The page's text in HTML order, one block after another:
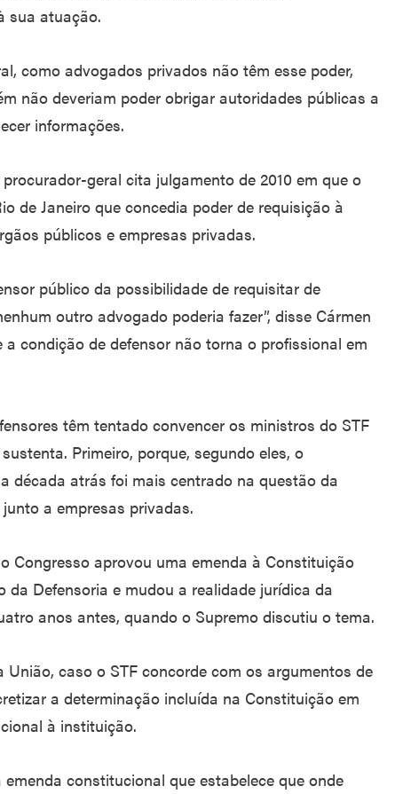
sua atuação.
como advogados privados não têm esse poder,
não deveriam poder obrigar autoridades públicas a
informações.
geral cita julgamento de 2010 em que o
de Janeiro que concedia poder de requisição à
públicos e empresas privadas.
público da possibilidade de requisitar de
outro advogado poderia fazer”, disse Cármen
condição de defensor não torna o profissional em
têm tentado convencer os ministros do STF
Primeiro, porque, segundo eles, o
década atrás foi mais centrado na questão da
a empresas privadas.
Congresso aprovou uma emenda à Constituição
da Defensoria e mudou a realidade jurídica da
anos antes, quando o Supremo discutiu o tema.
União, caso o STF concorde com os argumentos de
a determinação incluída na Constituição em
à instituição.
constitucional que estabelece que onde